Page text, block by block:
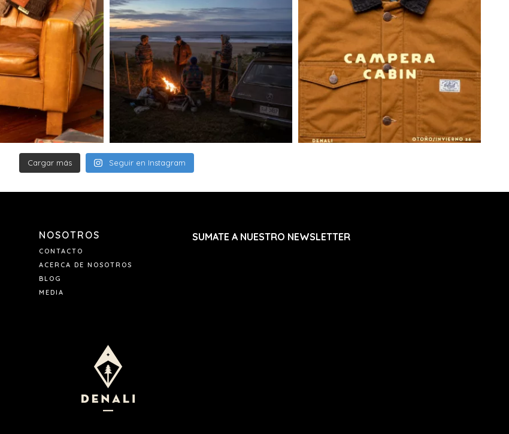
El DENALI BIG FOOT forma parte de una partida limitada, lo que
refuerza su carácter exclusivo dentro de la colección. Una
prenda hecha para durar, para usarse y para convertirse en un
esencial del invierno.
Cargar más Seguir en Instagram
NOSOTROS
CONTACTO
ACERCA DE NOSOTROS
BLOG
MEDIA
SUMATE A NUESTRO NEWSLETTER